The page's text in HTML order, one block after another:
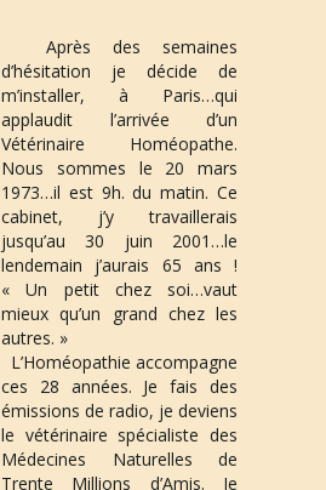
Après des semaines
d’hésitation je décide de
m’installer, à Paris…qui
applaudit l’arrivée d’un
Vétérinaire Homéopathe.
Nous sommes le 20 mars
1973…il est 9h. du matin. Ce
cabinet, j’y travaillerais
jusqu’au 30 juin 2001…le
lendemain j’aurais 65 ans !
« Un petit chez soi…vaut
mieux qu’un grand chez les
autres. »
L’Homéopathie accompagne
ces 28 années. Je fais des
émissions de radio, je deviens
le vétérinaire spécialiste des
Médecines Naturelles de
Trente Millions d’Amis. Je